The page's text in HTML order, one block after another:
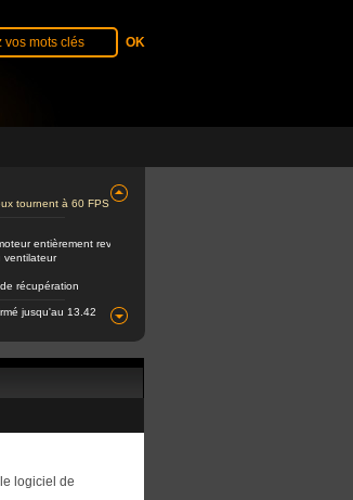
tournent à 60 FPS
entièrement revu
ventilateur
récupération
jusqu'au 13.42
logiciel de